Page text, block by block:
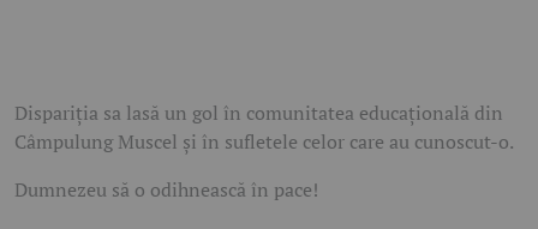
Dispariția sa lasă un gol în comunitatea educațională din
Câmpulung Muscel și în sufletele celor care au cunoscut-o.
Dumnezeu să o odihnească în pace!